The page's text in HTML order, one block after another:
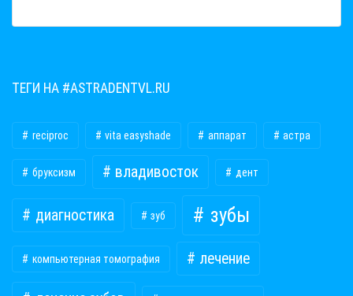
ТЕГИ НА #ASTRADENTVL.RU
reciproc vita easyshade аппарат астра
бруксизм владивосток дент
диагностика зуб зубы
компьютерная томография лечение